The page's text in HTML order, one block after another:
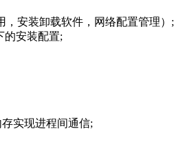
，安装卸载软件，网络配置管理）;
的安装配置;
实现进程间通信;